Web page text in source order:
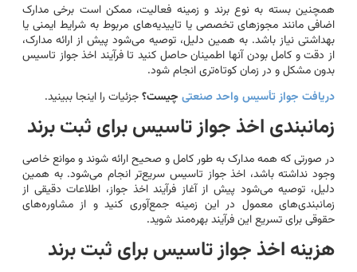
همچنین بسته به نوع برند و زمینه فعالیت، ممکن است برخی مدارک
اضافی مانند مجوزهای تخصصی یا تاییدیه‌های مربوط به شرایط ایمنی یا
بهداشتی نیاز باشد. به همین دلیل، توصیه می‌شود پیش از ارائه مدارک،
از دقت و کامل بودن آنها اطمینان حاصل کنید تا فرآیند اخذ جواز تاسیس
بدون مشکل و در زمان کوتاه‌تری انجام شود.
دریافت جواز تأسیس واحد صنعتی چیست؟جزئیات را اینجا ببینید.
زمانبندی اخذ جواز تاسیس برای ثبت برند
در صورتی که همه مدارک به طور کامل و صحیح ارائه شوند و موانع خاصی
وجود نداشته باشد، اخذ جواز تاسیس سریع‌تر انجام می‌شود. به همین
دلیل، توصیه می‌شود پیش از آغاز فرآیند اخذ جواز، اطلاعات دقیقی از
زمانبندی‌های معمول در این زمینه جمع‌آوری کنید و از مشاوره‌های
حقوقی برای تسریع این فرآیند بهره‌مند شوید.
هزینه اخذ جواز تاسیس برای ثبت برند